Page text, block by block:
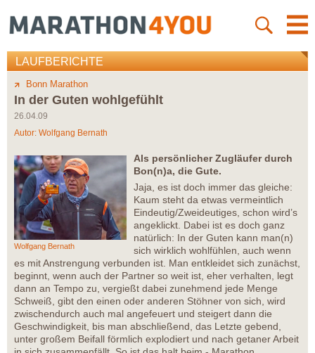
LAUFBERICHTE
Bonn Marathon
In der Guten wohlgefühlt
26.04.09
Autor: Wolfgang Bernath
Wolfgang Bernath
Als persönlicher Zugläufer durch
Bon(n)a, die Gute.
Jaja, es ist doch immer das gleiche:
Kaum steht da etwas vermeintlich
Eindeutig/Zweideutiges, schon wird’s
angeklickt. Dabei ist es doch ganz
natürlich: In der Guten kann man(n)
sich wirklich wohlfühlen, auch wenn
es mit Anstrengung verbunden ist. Man entkleidet sich zunächst,
beginnt, wenn auch der Partner so weit ist, eher verhalten, legt
dann an Tempo zu, vergießt dabei zunehmend jede Menge
Schweiß, gibt den einen oder anderen Stöhner von sich, wird
zwischendurch auch mal angefeuert und steigert dann die
Geschwindigkeit, bis man abschließend, das Letzte gebend,
unter großem Beifall förmlich explodiert und nach getaner Arbeit